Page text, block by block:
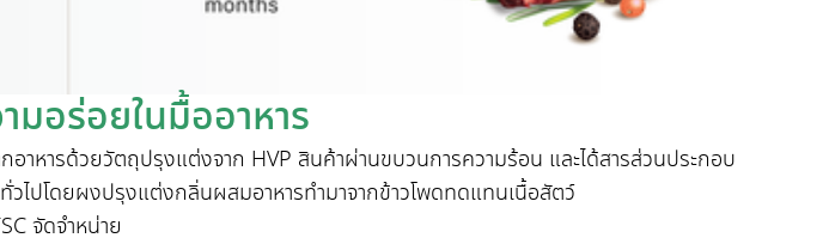
อร่อยในมื้ออาหาร
าหารด้วยวัตถุปรุงแต่งจาก HVP สินค้าผ่านขบวนการความร้อน และได้สารส่วนประกอบ
ไปโดยผงปรุงแต่งกลิ่นผสมอาหารทำมาจากข้าวโพดทดแทนเนื้อสัตว์
จัดจำหน่าย